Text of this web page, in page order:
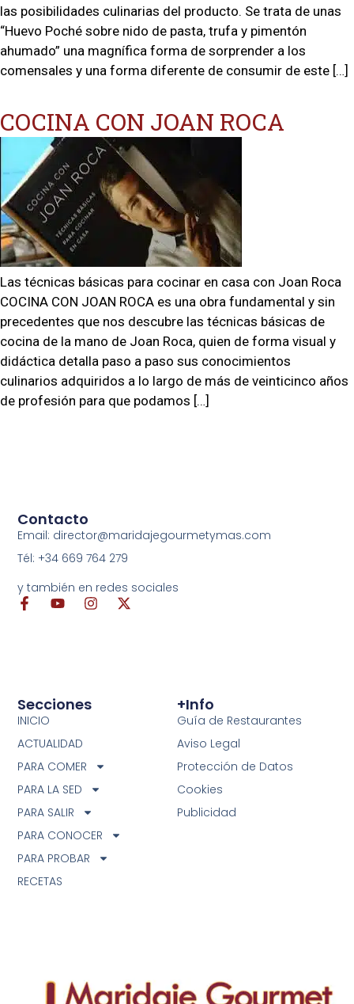
las posibilidades culinarias del producto. Se trata de unas
“Huevo Poché sobre nido de pasta, trufa y pimentón
ahumado” una magnífica forma de sorprender a los
comensales y una forma diferente de consumir de este […]
COCINA CON JOAN ROCA
Las técnicas básicas para cocinar en casa con Joan Roca
COCINA CON JOAN ROCA es una obra fundamental y sin
precedentes que nos descubre las técnicas básicas de
cocina de la mano de Joan Roca, quien de forma visual y
didáctica detalla paso a paso sus conocimientos
culinarios adquiridos a lo largo de más de veinticinco años
de profesión para que podamos […]
+info
Guía de Restaurantes
Aviso Legal
Protección de Datos
Cookies
Publicidad
Secciones
INICIO
ACTUALIDAD
PARA COMER
PARA LA SED
PARA SALIR
PARA CONOCER
PARA PROBAR
RECETAS
Contacto
Email: director@maridajegourmetymas.com
Tél: +34 669 764 279
y también en redes sociales